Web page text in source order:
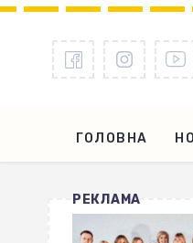
ГОЛОВНА
РЕКЛАМА